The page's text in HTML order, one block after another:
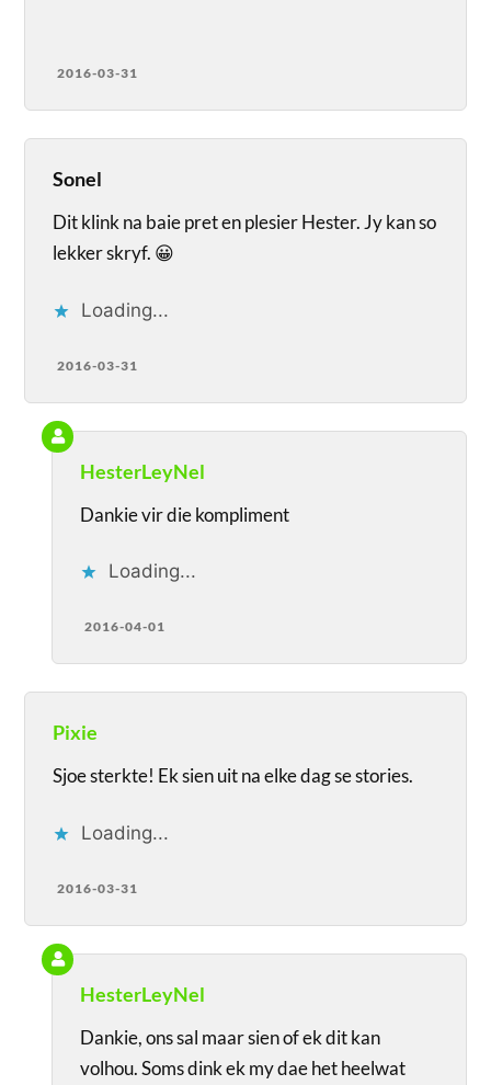
2016-03-31
Sonel
Dit klink na baie pret en plesier Hester. Jy kan so
lekker skryf. 😀
Loading...
2016-03-31
HesterLeyNel
Dankie vir die kompliment
Loading...
2016-04-01
Pixie
Sjoe sterkte! Ek sien uit na elke dag se stories.
Loading...
2016-03-31
HesterLeyNel
Dankie, ons sal maar sien of ek dit kan
volhou. Soms dink ek my dae het heelwat